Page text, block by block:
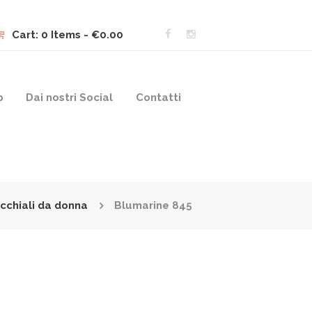
Cart: 0 Items - €0.00
Dai nostri Social Contatti
da donna Blumarine 845